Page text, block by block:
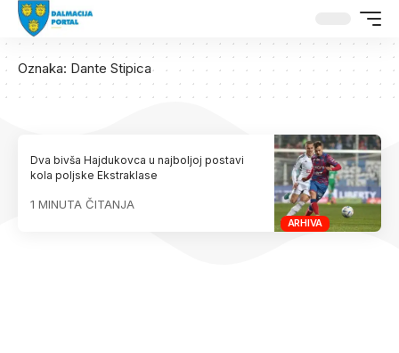
Oznaka: Dante Stipica
ARHIVA
Dva bivša Hajdukovca u najboljoj postavi
kola poljske Ekstraklase
1 MINUTA ČITANJA